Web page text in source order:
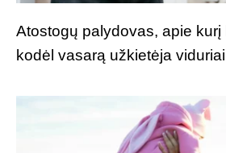
Atostogų palydovas, apie kurį
kodėl vasarą užkietėja viduriai